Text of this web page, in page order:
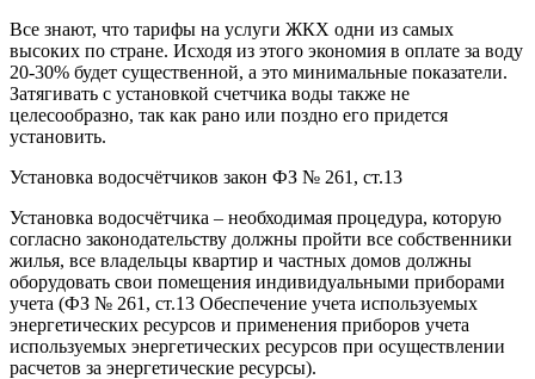
Все знают, что тарифы на услуги ЖКХ одни из самых
высоких по стране. Исходя из этого экономия в оплате за воду
20-30% будет существенной, а это минимальные показатели.
Затягивать с установкой счетчика воды также не
целесообразно, так как рано или поздно его придется
установить.
Установка водосчётчиков закон ФЗ № 261, ст.13
Установка водосчётчика – необходимая процедура, которую
согласно законодательству должны пройти все собственники
жилья, все владельцы квартир и частных домов должны
оборудовать свои помещения индивидуальными приборами
учета (ФЗ № 261, ст.13 Обеспечение учета используемых
энергетических ресурсов и применения приборов учета
используемых энергетических ресурсов при осуществлении
расчетов за энергетические ресурсы).